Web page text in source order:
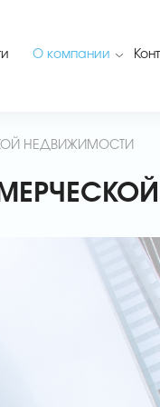
О компании
НЕДВИЖИМОСТИ